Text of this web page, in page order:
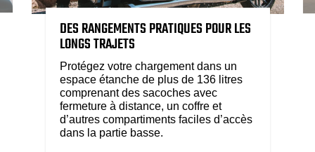
DES RANGEMENTS PRATIQUES POUR LES
LONGS TRAJETS
Protégez votre chargement dans un
espace étanche de plus de 136 litres
comprenant des sacoches avec
fermeture à distance, un coffre et
d’autres compartiments faciles d’accès
dans la partie basse.